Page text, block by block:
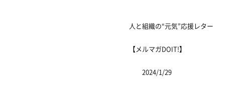
人と組織の“元気”応援レター
【メルマガDOIT!】
2024/1/29